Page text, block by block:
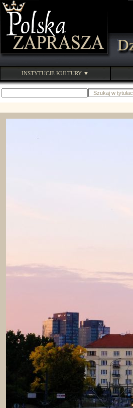
INSTYTUCJE KULTURY ▼